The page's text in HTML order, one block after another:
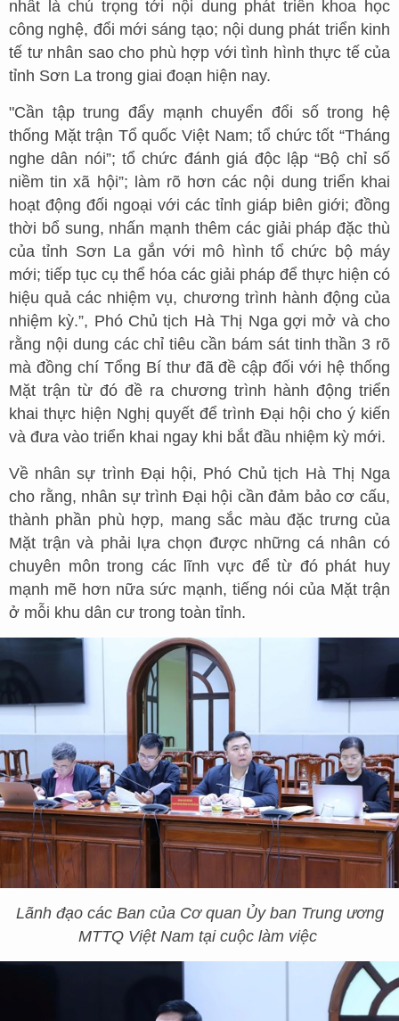
nhất là chú trọng tới nội dung phát triển khoa học
công nghệ, đổi mới sáng tạo; nội dung phát triển kinh
tế tư nhân sao cho phù hợp với tình hình thực tế của
tỉnh Sơn La trong giai đoạn hiện nay.
"Cần tập trung đẩy mạnh chuyển đổi số trong hệ
thống Mặt trận Tổ quốc Việt Nam; tổ chức tốt “Tháng
nghe dân nói”; tổ chức đánh giá độc lập “Bộ chỉ số
niềm tin xã hội”; làm rõ hơn các nội dung triển khai
hoạt động đối ngoại với các tỉnh giáp biên giới; đồng
thời bổ sung, nhấn mạnh thêm các giải pháp đặc thù
của tỉnh Sơn La gắn với mô hình tổ chức bộ máy
mới; tiếp tục cụ thể hóa các giải pháp để thực hiện có
hiệu quả các nhiệm vụ, chương trình hành động của
nhiệm kỳ.”, Phó Chủ tịch Hà Thị Nga gợi mở và cho
rằng nội dung các chỉ tiêu cần bám sát tinh thần 3 rõ
mà đồng chí Tổng Bí thư đã đề cập đối với hệ thống
Mặt trận từ đó đề ra chương trình hành động triển
khai thực hiện Nghị quyết để trình Đại hội cho ý kiến
và đưa vào triển khai ngay khi bắt đầu nhiệm kỳ mới.
Về nhân sự trình Đại hội, Phó Chủ tịch Hà Thị Nga
cho rằng, nhân sự trình Đại hội cần đảm bảo cơ cấu,
thành phần phù hợp, mang sắc màu đặc trưng của
Mặt trận và phải lựa chọn được những cá nhân có
chuyên môn trong các lĩnh vực để từ đó phát huy
mạnh mẽ hơn nữa sức mạnh, tiếng nói của Mặt trận
ở mỗi khu dân cư trong toàn tỉnh.
Lãnh đạo các Ban của Cơ quan Ủy ban Trung ương
MTTQ Việt Nam tại cuộc làm việc